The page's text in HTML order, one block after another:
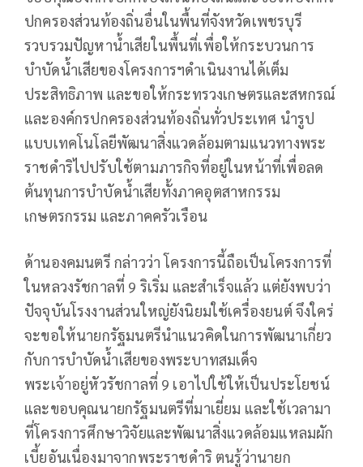
ปกครองส่วนท้องถิ่นอื่นในพื้นที่จังหวัดเพชรบุรี
รวบรวมปัญหาน้ำเสียในพื้นที่เพื่อให้กระบวนการ
บำบัดน้ำเสียของโครงการฯดำเนินงานได้เต็ม
ประสิทธิภาพ และขอให้กระทรวงเกษตรและสหกรณ์
และองค์กรปกครองส่วนท้องถิ่นทั่วประเทศ นำรูป
แบบเทคโนโลยีพัฒนาสิ่งแวดล้อมตามแนวทางพระ
ราชดำริไปปรับใช้ตามภารกิจที่อยู่ในหน้าที่เพื่อลด
ต้นทุนการบำบัดน้ำเสียทั้งภาคอุตสาหกรรม
เกษตรกรรม และภาคครัวเรือน
ด้านองคมนตรี กล่าวว่า โครงการนี้ถือเป็นโครงการที่
ในหลวงรัชกาลที่ 9 ริเริ่ม และสำเร็จแล้ว แต่ยังพบว่า
ปัจจุบันโรงงานส่วนใหญ่ยังนิยมใช้เครื่องยนต์ จึงใคร่
จะขอให้นายกรัฐมนตรีนำแนวคิดในการพัฒนาเกี่ยว
กับการบำบัดน้ำเสียของพระบาทสมเด็จ
พระเจ้าอยู่หัวรัชกาลที่ 9 เอาไปใช้ให้เป็นประโยชน์
และขอบคุณนายกรัฐมนตรีที่มาเยี่ยม และใช้เวลามา
ที่โครงการศึกษาวิจัยและพัฒนาสิ่งแวดล้อมแหลมผัก
เบี้ยอันเนื่องมาจากพระราชดำริ ตนรู้ว่านายก